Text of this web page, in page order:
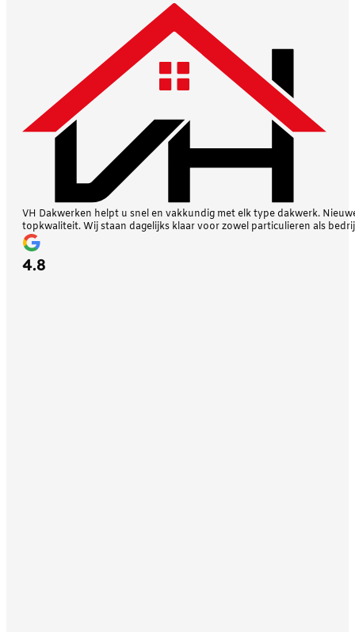
VH Dakwerken helpt u snel en vakkundig met elk type dakwerk.
topkwaliteit. Wij staan dagelijks klaar voor zowel particulieren als
4.8